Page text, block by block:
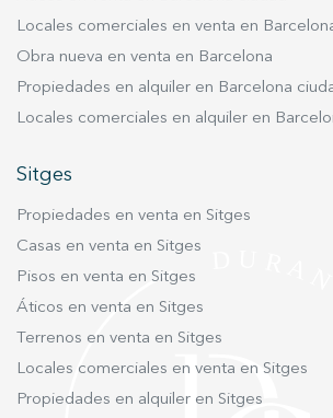
climatización y todas las
Vive en un entorno emblemático,
la comodidad de una obra nueva
Locales comerciales en venta en
Obra nueva en venta en Barcelona
Propiedades en alquiler en Barcelona
Locales comerciales en alquiler en
Sitges
Propiedades en venta en Sitges
Casas en venta en Sitges
Pisos en venta en Sitges
Áticos en venta en Sitges
Terrenos en venta en Sitges
Locales comerciales en venta en Sitges
Propiedades en alquiler en Sitges